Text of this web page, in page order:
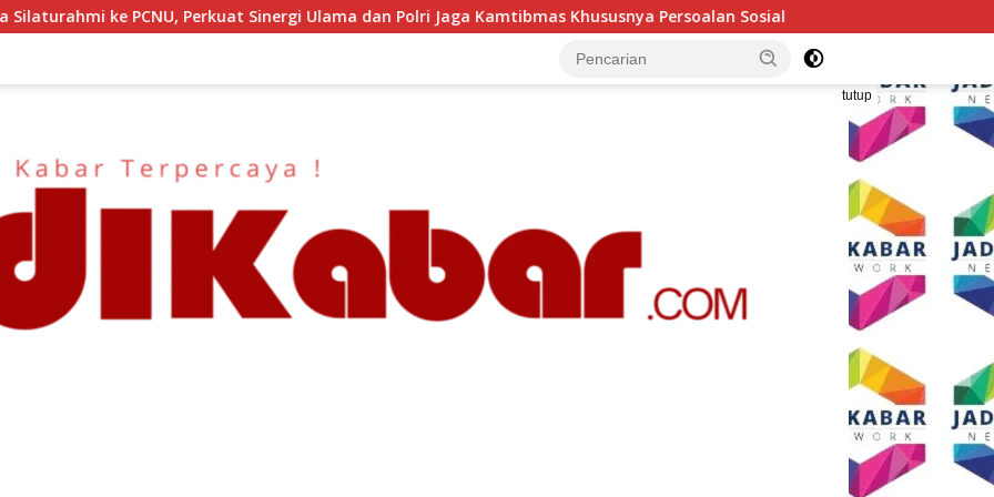
Sinergi Ulama dan Polri Jaga Kamtibmas Khususnya Persoalan Sosial Polresta Malang Kota Gelar Makan Bersama
tutup